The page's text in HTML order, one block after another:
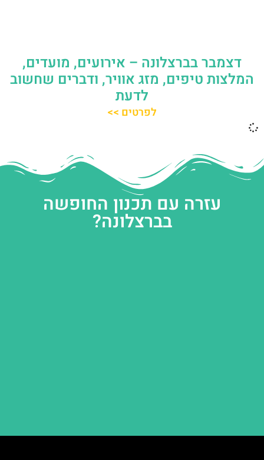
דצמבר בברצלונה – אירועים, מועדים,
המלצות טיפים, מזג אוויר, ודברים שחשוב
לדעת
לפרטים >>
עזרה עם תכנון החופשה
בברצלונה?